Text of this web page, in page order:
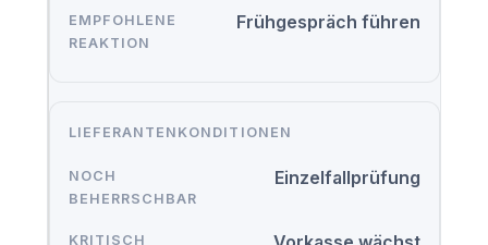
Frühgespräch führen
LIEFERANTENKONDITIONEN
Einzelfallprüfung